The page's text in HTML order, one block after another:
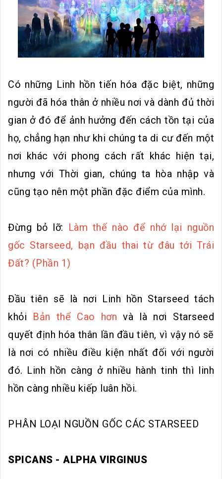
Có những Linh hồn tiến hóa đặc biệt, những
người đã hóa thân ở nhiều nơi và dành đủ thời
gian ở đó để ảnh hưởng đến cách tồn tại của
họ, chẳng hạn như khi chúng ta di cư đến một
nơi khác với phong cách rất khác hiện tại,
nhưng với Thời gian, chúng ta hòa nhập và
cũng tạo nên một phần đặc điểm của mình.
Đừng bỏ lỡ: Làm thế nào để nhớ lại nguồn
gốc Starseed, bạn đầu thai từ đâu tới Trái
Đất? (Phần 1)
Đầu tiên sẽ là nơi Linh hồn Starseed tách
khỏi Bản thể Cao hơn và là nơi Starseed
quyết định hóa thân lần đầu tiên, vì vậy nó sẽ
là nơi có nhiều điều kiện nhất đối với người
đó. Linh hồn càng ở nhiều hành tinh thì linh
hồn càng nhiều kiếp luân hồi.
PHÂN LOẠI NGUỒN GỐC CÁC STARSEED
SPICANS - ALPHA VIRGINUS